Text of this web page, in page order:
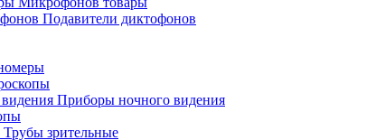
Подавители диктофонов
Приборы ночного видения
Трубы зрительные